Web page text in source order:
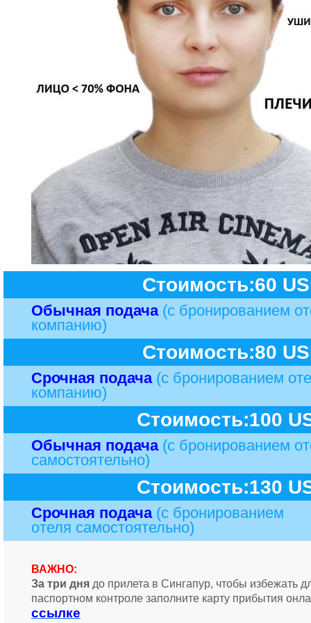
Стоимость:60
Обычная подача(с бронированием
компанию)
Стоимость:80
Срочная подача(с бронированием
компанию)
Стоимость:100
Обычная подача(с бронированием
самостоятельно)
Стоимость:130
Срочная подача(с бронированием
отеля самостоятельно)
ВАЖНО:
За три дня до прилета в Сингапур, чтобы избежать
паспортном контроле заполните карту прибытия
ссылке